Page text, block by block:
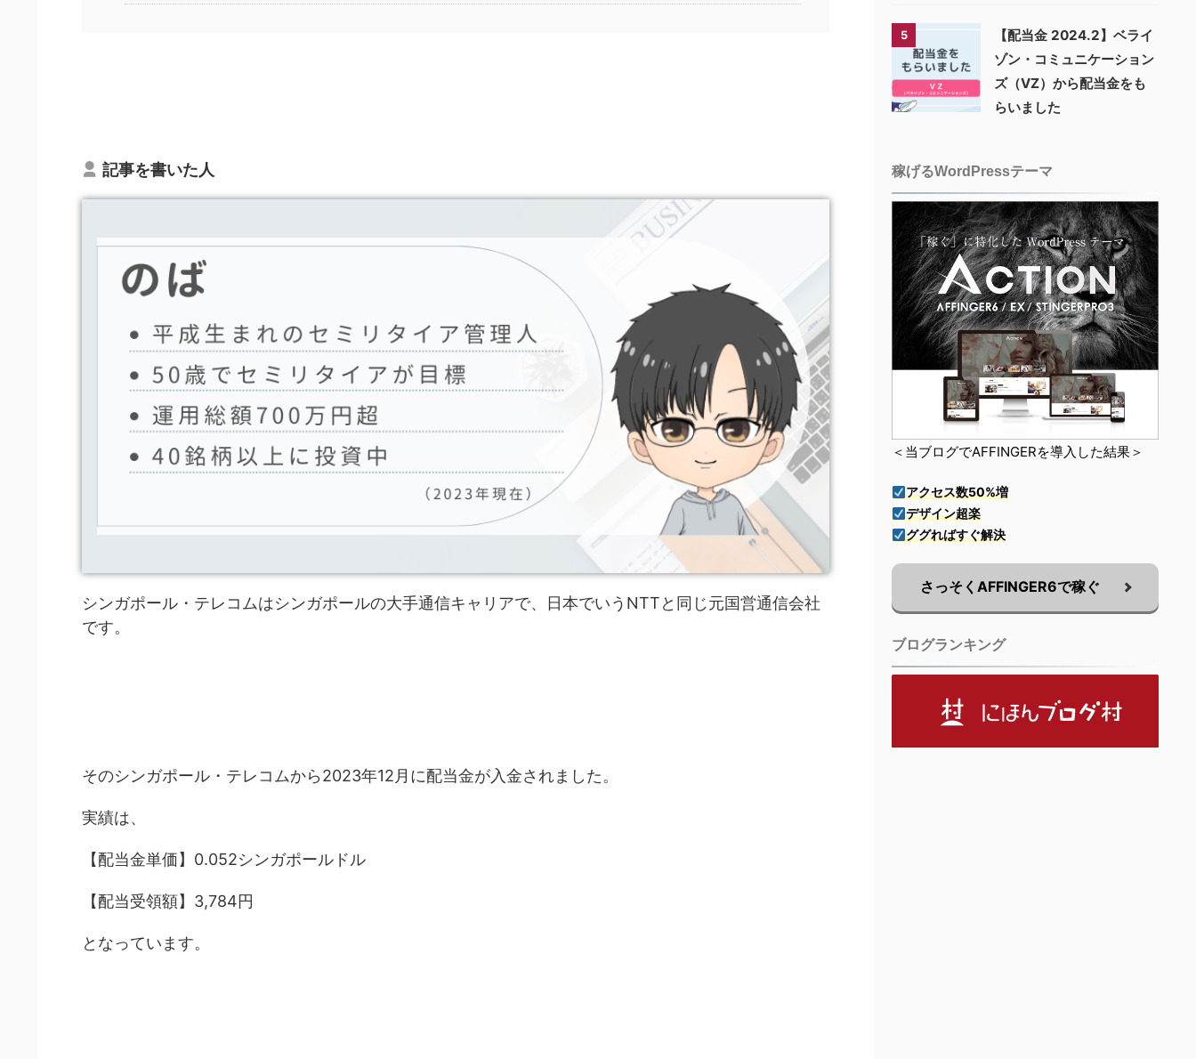
記事を書いた人
シンガポール・テレコムはシンガポールの大手通信キャリアで、日本でいうNTTと同じ元国営通信会社
です。
そのシンガポール・テレコムから2023年12月に配当金が入金されました。
実績は、
【配当金単価】0.052シンガポールドル
【配当受領額】3,784円
となっています。
5
【配当金 2024.2】ベライ
ゾン・コミュニケーション
ズ（VZ）から配当金をも
らいました
稼げるWordPressテーマ
＜当ブログでAFFINGERを導入した結果＞
アクセス数50%増
デザイン超楽
ググればすぐ解決
さっそくAFFINGER6で稼ぐ
ブログランキング